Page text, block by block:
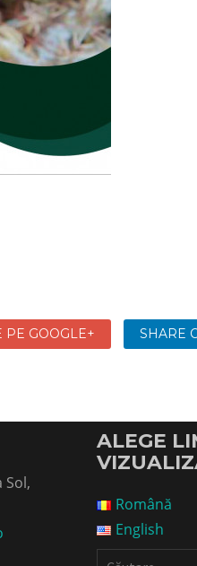
PE GOOGLE+ SHARE
Sol,
ALEGE
Română
English
Caută